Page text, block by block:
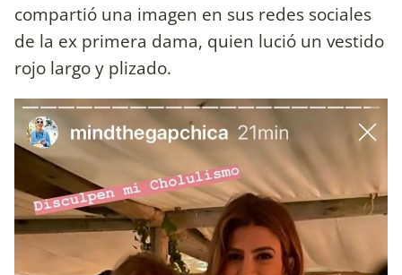
compartió una imagen en sus redes sociales
de la ex primera dama, quien lució un vestido
rojo largo y plizado.